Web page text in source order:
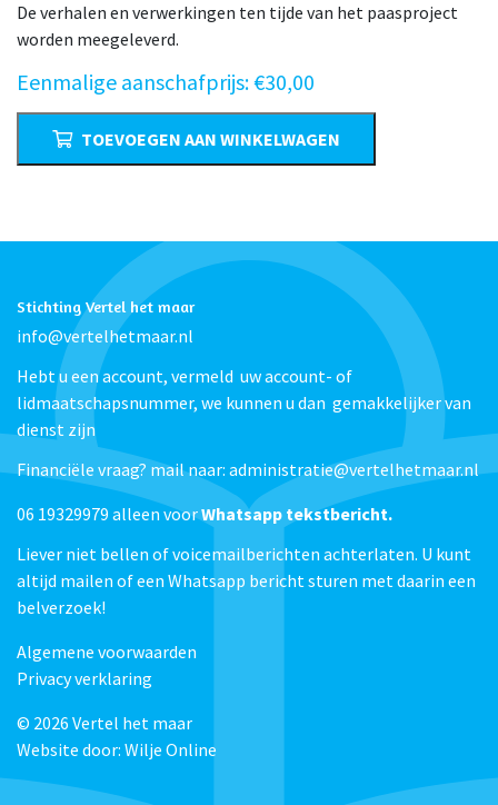
De verhalen en verwerkingen ten tijde van het paasproject
worden meegeleverd.
Eenmalige aanschafprijs:€30,00
Paasproject
TOEVOEGEN AAN WINKELWAGEN
Stichting Vertel het maar
info@vertelhetmaar.nl
Hebt u een account, vermeld uw account- of
lidmaatschapsnummer, we kunnen u dan gemakkelijker van
dienst zijn
Financiële vraag? mail naar: administratie@vertelhetmaar.nl
06 19329979 alleen voorWhatsapp tekstbericht.
Liever niet bellen of voicemailberichten achterlaten. U kunt
altijd mailen of een Whatsapp bericht sturen met daarin een
belverzoek!
Algemene voorwaarden
Privacy verklaring
© 2026 Vertel het maar
Website door: Wilje Online